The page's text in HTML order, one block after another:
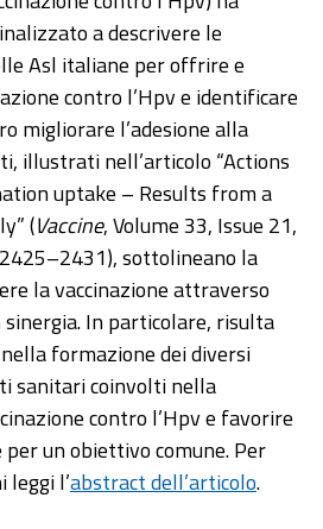
a descrivere le
Asl italiane per offrire e
contro l’Hpv e identificare
migliorare l’adesione alla
illustrati nell’articolo “Actions
uptake – Results from a
(Vaccine, Volume 33, Issue 21,
sottolineano la
la vaccinazione attraverso
sinergia. In particolare, risulta
formazione dei diversi
sanitari coinvolti nella
contro l’Hpv e favorire
un obiettivo comune. Per
l’abstract dell’articolo.